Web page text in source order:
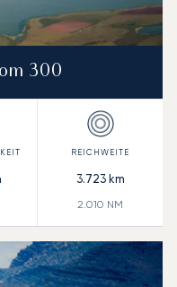
300
3.723km
2.010 NM